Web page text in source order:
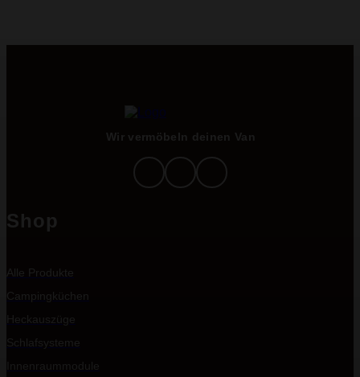
Wir vermöbeln deinen Van
Shop
Alle Produkte
Campingküchen